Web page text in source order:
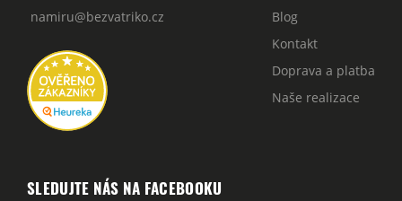
namiru@bezvatriko.cz
Blog
Kontakt
Doprava a platba
Naše realizace
SLEDUJTE NÁS NA FACEBOOKU